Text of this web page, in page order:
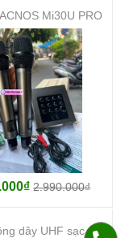
Mi30U PRO
2.990.000₫
Micro không dây UHF sạc tự động Paramax SM-2500 SMART cam kết chính hãng